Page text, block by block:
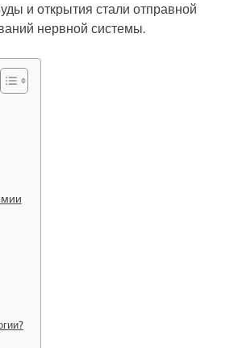
и открытия стали отправной
нервной системы.